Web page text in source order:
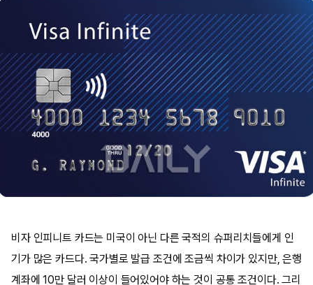
비자 인피니트 카드는 미국이 아닌 다른 국적의 슈퍼리치들에게 인
기가 많은 카드다. 국가별로 발급 조건에 조금씩 차이가 있지만, 은행
계좌에 10만 달러 이상이 들어있어야 하는 것이 공통 조건이다. 그리